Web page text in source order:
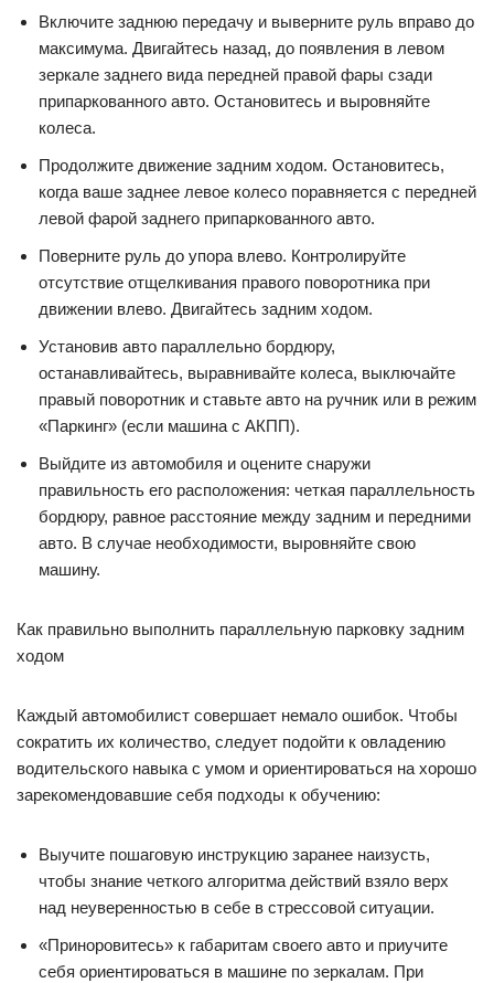
Включите заднюю передачу и выверните руль вправо до
максимума. Двигайтесь назад, до появления в левом
зеркале заднего вида передней правой фары сзади
припаркованного авто. Остановитесь и выровняйте
колеса.
Продолжите движение задним ходом. Остановитесь,
когда ваше заднее левое колесо поравняется с передней
левой фарой заднего припаркованного авто.
Поверните руль до упора влево. Контролируйте
отсутствие отщелкивания правого поворотника при
движении влево. Двигайтесь задним ходом.
Установив авто параллельно бордюру,
останавливайтесь, выравнивайте колеса, выключайте
правый поворотник и ставьте авто на ручник или в режим
«Паркинг» (если машина с АКПП).
Выйдите из автомобиля и оцените снаружи
правильность его расположения: четкая параллельность
бордюру, равное расстояние между задним и передними
авто. В случае необходимости, выровняйте свою
машину.
Как правильно выполнить параллельную парковку задним
ходом
Каждый автомобилист совершает немало ошибок. Чтобы
сократить их количество, следует подойти к овладению
водительского навыка с умом и ориентироваться на хорошо
зарекомендовавшие себя подходы к обучению:
Выучите пошаговую инструкцию заранее наизусть,
чтобы знание четкого алгоритма действий взяло верх
над неуверенностью в себе в стрессовой ситуации.
«Приноровитесь» к габаритам своего авто и приучите
себя ориентироваться в машине по зеркалам. При